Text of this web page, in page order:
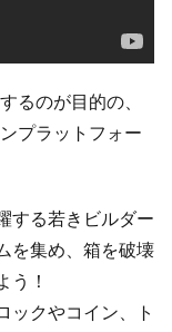
るのが目的の、
プラットフォー
する若きビルダー
を集め、箱を破壊
う！
ックやコイン、ト